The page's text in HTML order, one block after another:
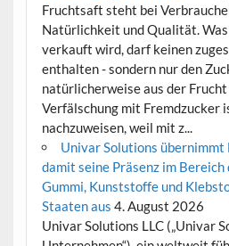
Fruchtsaft steht bei
Natürlichkeit und Qualität.
verkauft wird, darf keinen
enthalten - sondern nur den
natürlicherweise aus der
Verfälschung mit Fremdzucker
nachzuweisen, weil mit z...
Univar Solutions übernimmt
damit seine Präsenz im
Gummi, Kunststoffe und
Staaten aus 4. August 2026
Univar Solutions LLC („Univar